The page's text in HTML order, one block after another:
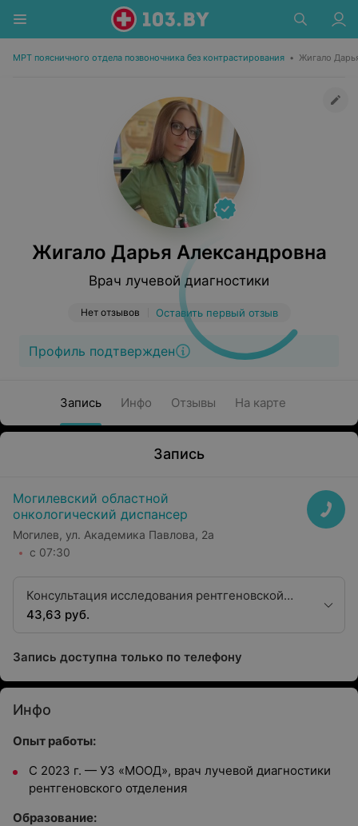
МРТ поясничного отдела позвоночника без контрастирования • Жигало
Жигало Дарья Александровна
Врач лучевой диагностики
Нет отзывов Оставить первый отзыв
Профиль подтвержден
Запись Инфо Отзывы На карте
Запись
Могилевский областной
онкологический диспансер
Могилев, ул. Академика Павлова, 2а
с 07:30
Консультация исследования рентгеновской
компьютерной томографии (без контрастного
43,63 руб.
Запись доступна только по телефону
Инфо
Опыт работы:
С 2023 г. — УЗ «МООД», врач лучевой диагностики
рентгеновского отделения
Образование: